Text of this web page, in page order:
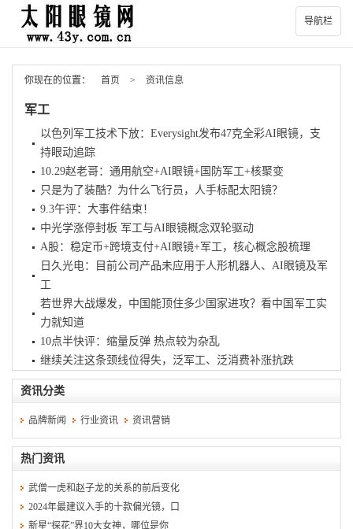
导航栏
你现在的位置： 首页 > 资讯信息
军工
以色列军工技术下放：Everysight发布47克全彩AI眼镜，支
持眼动追踪
10.29赵老哥：通用航空+AI眼镜+国防军工+核聚变
只是为了装酷？为什么飞行员，人手标配太阳镜？
9.3午评：大事件结束！
中光学涨停封板 军工与AI眼镜概念双轮驱动
A股：稳定币+跨境支付+AI眼镜+军工，核心概念股梳理
日久光电：目前公司产品未应用于人形机器人、AI眼镜及军
工
若世界大战爆发，中国能顶住多少国家进攻？看中国军工实
力就知道
10点半快评：缩量反弹 热点较为杂乱
继续关注这条颈线位得失，泛军工、泛消费补涨抗跌
资讯分类
品牌新闻 行业资讯 资讯营销
热门资讯
武僧一虎和赵子龙的关系的前后变化
2024年最建议入手的十款偏光镜，口
新星“探花”界10大女神，哪位是你